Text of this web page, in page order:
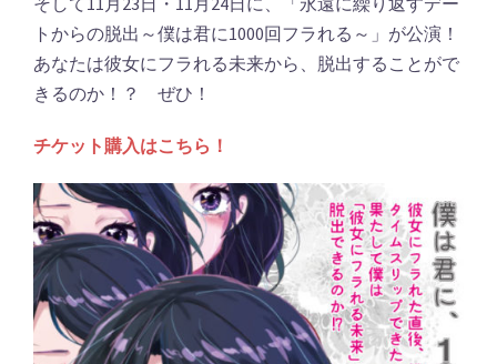
トからの脱出～僕は君に1000回フラれる～」が公演！
あなたは彼女にフラれる未来から、脱出することがで
きるのか！？ ぜひ！
チケット購入はこちら！